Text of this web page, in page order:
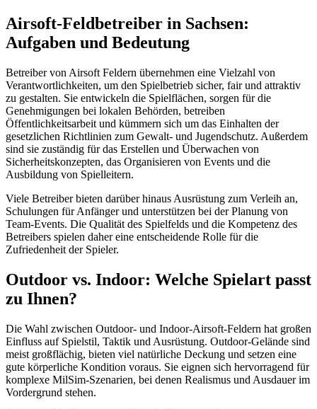
Airsoft-Feldbetreiber in Sachsen:
Aufgaben und Bedeutung
Betreiber von Airsoft Feldern übernehmen eine Vielzahl von
Verantwortlichkeiten, um den Spielbetrieb sicher, fair und attraktiv
zu gestalten. Sie entwickeln die Spielflächen, sorgen für die
Genehmigungen bei lokalen Behörden, betreiben
Öffentlichkeitsarbeit und kümmern sich um das Einhalten der
gesetzlichen Richtlinien zum Gewalt- und Jugendschutz. Außerdem
sind sie zuständig für das Erstellen und Überwachen von
Sicherheitskonzepten, das Organisieren von Events und die
Ausbildung von Spielleitern.
Viele Betreiber bieten darüber hinaus Ausrüstung zum Verleih an,
Schulungen für Anfänger und unterstützen bei der Planung von
Team-Events. Die Qualität des Spielfelds und die Kompetenz des
Betreibers spielen daher eine entscheidende Rolle für die
Zufriedenheit der Spieler.
Outdoor vs. Indoor: Welche Spielart passt
zu Ihnen?
Die Wahl zwischen Outdoor- und Indoor-Airsoft-Feldern hat großen
Einfluss auf Spielstil, Taktik und Ausrüstung. Outdoor-Gelände sind
meist großflächig, bieten viel natürliche Deckung und setzen eine
gute körperliche Kondition voraus. Sie eignen sich hervorragend für
komplexe MilSim-Szenarien, bei denen Realismus und Ausdauer im
Vordergrund stehen.